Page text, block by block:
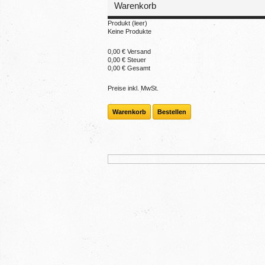
Warenkorb
Produkt (leer)
Keine Produkte
0,00 € Versand
0,00 € Steuer
0,00 € Gesamt
Preise inkl. MwSt.
Warenkorb Bestellen